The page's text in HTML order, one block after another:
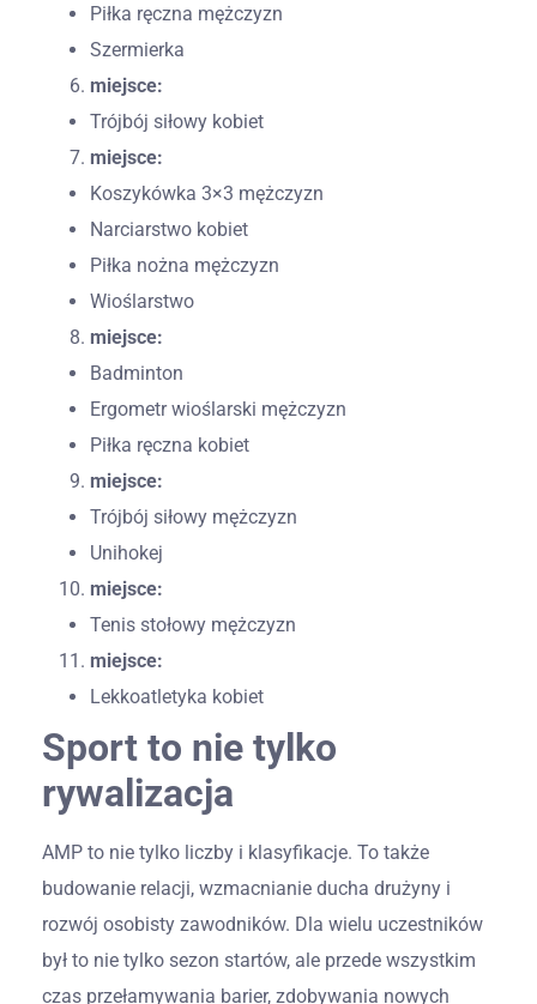
Piłka ręczna mężczyzn
Szermierka
miejsce:
Trójbój siłowy kobiet
miejsce:
Koszykówka 3×3 mężczyzn
Narciarstwo kobiet
Piłka nożna mężczyzn
Wioślarstwo
miejsce:
Badminton
Ergometr wioślarski mężczyzn
Piłka ręczna kobiet
miejsce:
Trójbój siłowy mężczyzn
Unihokej
miejsce:
Tenis stołowy mężczyzn
miejsce:
Lekkoatletyka kobiet
Sport to nie tylko
rywalizacja
AMP to nie tylko liczby i klasyfikacje. To także
budowanie relacji, wzmacnianie ducha drużyny i
rozwój osobisty zawodników. Dla wielu uczestników
był to nie tylko sezon startów, ale przede wszystkim
czas przełamywania barier, zdobywania nowych